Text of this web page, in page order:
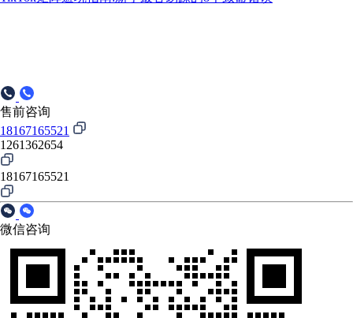
售前咨询
18167165521
1261362654
18167165521
微信咨询